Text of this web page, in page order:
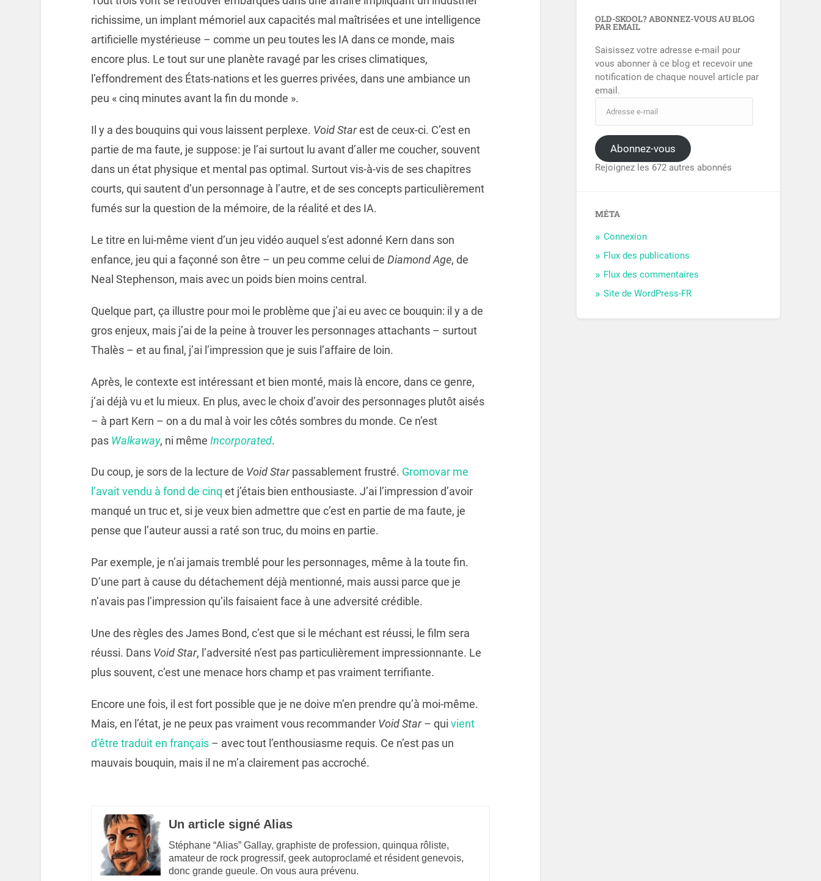
richissime, un implant mémoriel aux capacités mal maîtrisées et une intelligence
artificielle mystérieuse – comme un peu toutes les IA dans ce monde, mais
encore plus. Le tout sur une planète ravagé par les crises climatiques,
l’effondrement des États-nations et les guerres privées, dans une ambiance un
peu « cinq minutes avant la fin du monde ».
Il y a des bouquins qui vous laissent perplexe. Void Starest de ceux-ci. C’est en
partie de ma faute, je suppose: je l’ai surtout lu avant d’aller me coucher, souvent
dans un état physique et mental pas optimal. Surtout vis-à-vis de ses chapitres
courts, qui sautent d’un personnage à l’autre, et de ses concepts particulièrement
fumés sur la question de la mémoire, de la réalité et des IA.
Le titre en lui-même vient d’un jeu vidéo auquel s’est adonné Kern dans son
enfance, jeu qui a façonné son être – un peu comme celui de Diamond Age, de
Neal Stephenson, mais avec un poids bien moins central.
Quelque part, ça illustre pour moi le problème que j’ai eu avec ce bouquin: il y a de
gros enjeux, mais j’ai de la peine à trouver les personnages attachants – surtout
Thalès – et au final, j’ai l’impression que je suis l’affaire de loin.
Après, le contexte est intéressant et bien monté, mais là encore, dans ce genre,
j’ai déjà vu et lu mieux. En plus, avec le choix d’avoir des personnages plutôt aisés
– à part Kern – on a du mal à voir les côtés sombres du monde. Ce n’est
pas Walkaway, ni même Incorporated.
Du coup, je sors de la lecture de Void Starpassablement frustré. Gromovar me
l’avait vendu à fond de cinq et j’étais bien enthousiaste. J’ai l’impression d’avoir
manqué un truc et, si je veux bien admettre que c’est en partie de ma faute, je
pense que l’auteur aussi a raté son truc, du moins en partie.
Par exemple, je n’ai jamais tremblé pour les personnages, même à la toute fin.
D’une part à cause du détachement déjà mentionné, mais aussi parce que je
n’avais pas l’impression qu’ils faisaient face à une adversité crédible.
Une des règles des James Bond, c’est que si le méchant est réussi, le film sera
réussi. Dans Void Star, l’adversité n’est pas particulièrement impressionnante. Le
plus souvent, c’est une menace hors champ et pas vraiment terrifiante.
Encore une fois, il est fort possible que je ne doive m’en prendre qu’à moi-même.
Mais, en l’état, je ne peux pas vraiment vous recommander Void Star– qui vient
d’être traduit en français– avec tout l’enthousiasme requis. Ce n’est pas un
mauvais bouquin, mais il ne m’a clairement pas accroché.
Un article signé Alias
Stéphane “Alias” Gallay, graphiste de profession, quinqua rôliste,
amateur de rock progressif, geek autoproclamé et résident genevois,
donc grande gueule. On vous aura prévenu.
OLD-SKOOL? ABONNEZ-VOUS AU BLOG
PAR EMAIL
Saisissez votre adresse e-mail pour
vous abonner à ce blog et recevoir une
notification de chaque nouvel article par
email.
Abonnez-vous
Rejoignez les 672 autres abonnés
MÉTA
Connexion
Flux des publications
Flux des commentaires
Site de WordPress-FR